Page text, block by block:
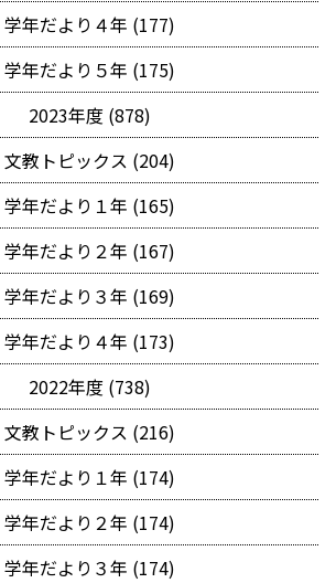
学年だより４年 (177)
学年だより５年 (175)
2023年度 (878)
文教トピックス (204)
学年だより１年 (165)
学年だより２年 (167)
学年だより３年 (169)
学年だより４年 (173)
2022年度 (738)
文教トピックス (216)
学年だより１年 (174)
学年だより２年 (174)
学年だより３年 (174)